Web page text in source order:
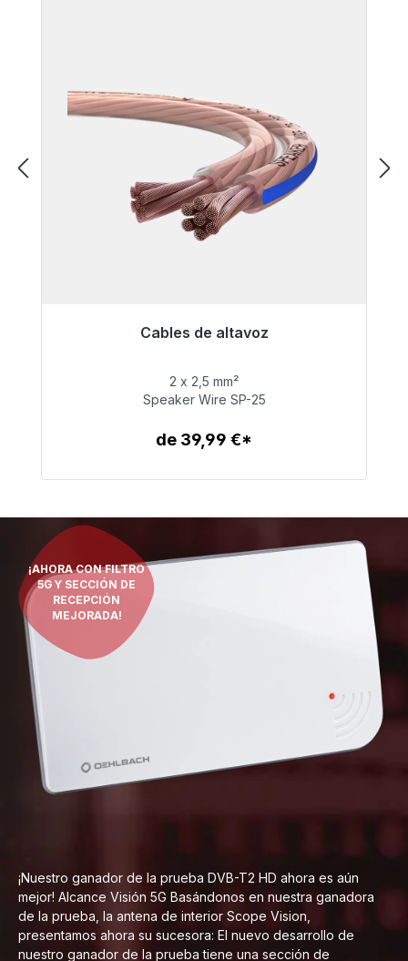
Cables de altavoz
Listo para envío inmediato, plazo de entrega
65,99 €
2 x 2,5 mm²
Speaker Wire SP-25
de 39,99 €*
¡AHORA CON FILTRO
5G Y SECCIÓN DE
RECEPCIÓN
MEJORADA!
¡Nuestro ganador de la prueba DVB-T2 HD ahora es aún
mejor! Alcance Visión 5G Basándonos en nuestra ganadora
de la prueba, la antena de interior Scope Vision,
presentamos ahora su sucesora: El nuevo desarrollo de
nuestro ganador de la prueba tiene una sección de